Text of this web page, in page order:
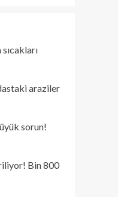
araziler
sorun!
Bin 800